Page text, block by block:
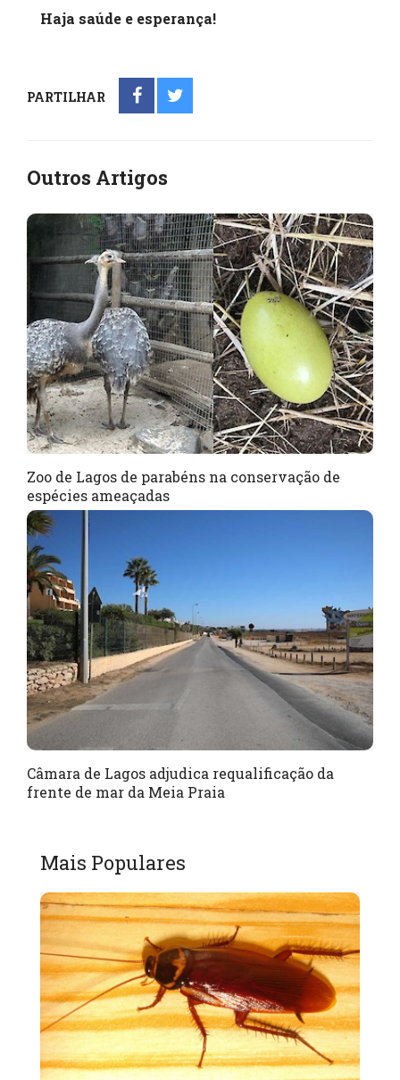
Haja saúde e esperança!
PARTILHAR
Outros Artigos
Zoo de Lagos de parabéns na conservação de
espécies ameaçadas
Câmara de Lagos adjudica requalificação da
frente de mar da Meia Praia
Mais Populares